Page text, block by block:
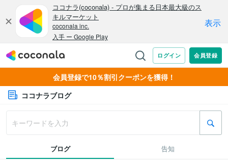
会員登録で10％割引クーポンを獲得！
ココナラブログ
ブログ 告知